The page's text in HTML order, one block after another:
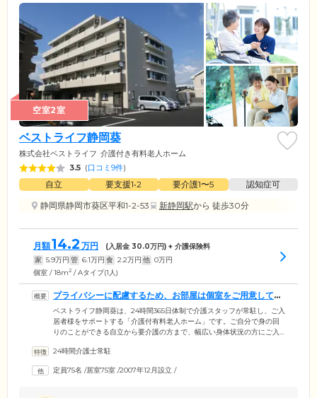
空室2室
ベストライフ静岡葵
株式会社ベストライフ 介護付き有料老人ホーム
3.5 (口コミ9件)
自立 要支援1•2 要介護1〜5
認知症可
静岡県静岡市葵区平和1-2-53
新静岡駅から 徒歩30分
月額14.2 万円 (入居金 30.0万円) + 介護保険料
家 5.9万円 管 6.1万円 食 2.2万円 他 0万円
個室 / 18m2 / Aタイプ(1人)
プライバシーに配慮するため、お部屋は個室をご用意してい
ます
ベストライフ静岡葵は、24時間365日体制で介護スタッフが常駐し、ご入
居者様をサポートする「介護付有料老人ホーム」です。ご自分で身の回
りのことができる自立から要介護の方まで、幅広い身体状況の方にご入
個室をご用意。周囲を気にせず、のんびりとおくつろぎいただけます。
めの治療食、カロリー制限のある方のための減塩食、嚥下に障害のある
24時間介護士常駐
定員75名 /居室75室 /2007年12月設立 /